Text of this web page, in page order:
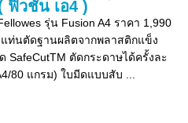
ฟิวชั่น เอ4 )
รุ่น Fusion A4 ราคา 1,990
แท่นตัดฐานผลิตจากพลาสติกแข็ง
SafeCutTM ตัดกระดาษได้ครั้งละ
80 แกรม) ใบมีดแบบสับ ...